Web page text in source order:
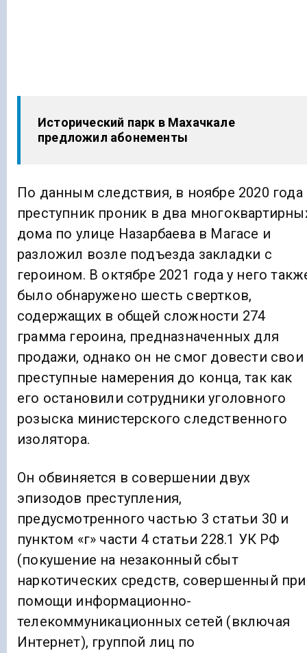
Исторический парк в Махачкале
предложил абонементы
По данным следствия, в ноябре 2020 года
преступник проник в два
дома по улице Назарбаева в Магасе и
разложил возле подъезда закладки с
героином. В октябре 2021 года у него
было обнаружено шесть свертков,
содержащих в общей сложности 274
грамма героина, предназначенных для
продажи, однако он не смог довести свои
преступные намерения до конца, так как
его остановили сотрудники уголовного
розыска министерского следственного
изолятора.
Он обвиняется в совершении двух
эпизодов преступления,
предусмотренного частью 3 статьи 30 и
пунктом «г» части 4 статьи 228.1 УК РФ
(покушение на незаконный сбыт
наркотических средств, совершенный при
помощи информационно-
телекоммуникационных сетей (включая
Интернет), группой лиц по